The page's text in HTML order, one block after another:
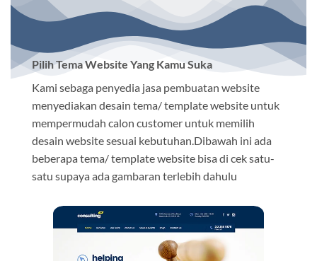
Pilih Tema Website Yang Kamu Suka
Kami sebaga penyedia jasa pembuatan website
menyediakan desain tema/ template website untuk
mempermudah calon customer untuk memilih
desain website sesuai kebutuhan.Dibawah ini ada
beberapa tema/ template website bisa di cek satu-
satu supaya ada gambaran terlebih dahulu